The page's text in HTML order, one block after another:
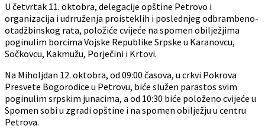
U četvrtak 11. oktobra, delegacije opštine Petrovo i
organizacija i udrruženja proisteklih i poslednjeg odbrambeno-
otadžbinskog rata, položiće cvijeće na spomen obilježjima
poginulim borcima Vojske Republike Srpske u Karanovcu,
Sočkovcu, Kakmužu, Porječini i Krtovi.
Na Miholjdan 12. oktobra, od 09:00 časova, u crkvi Pokrova
Presvete Bogorodice u Petrovu, biće služen parastos svim
poginulim srpskim junacima, a od 10:30 biće položeno cvijeće u
Spomen sobi u zgradi opštine i na spomen obilježju u centru
Petrova.